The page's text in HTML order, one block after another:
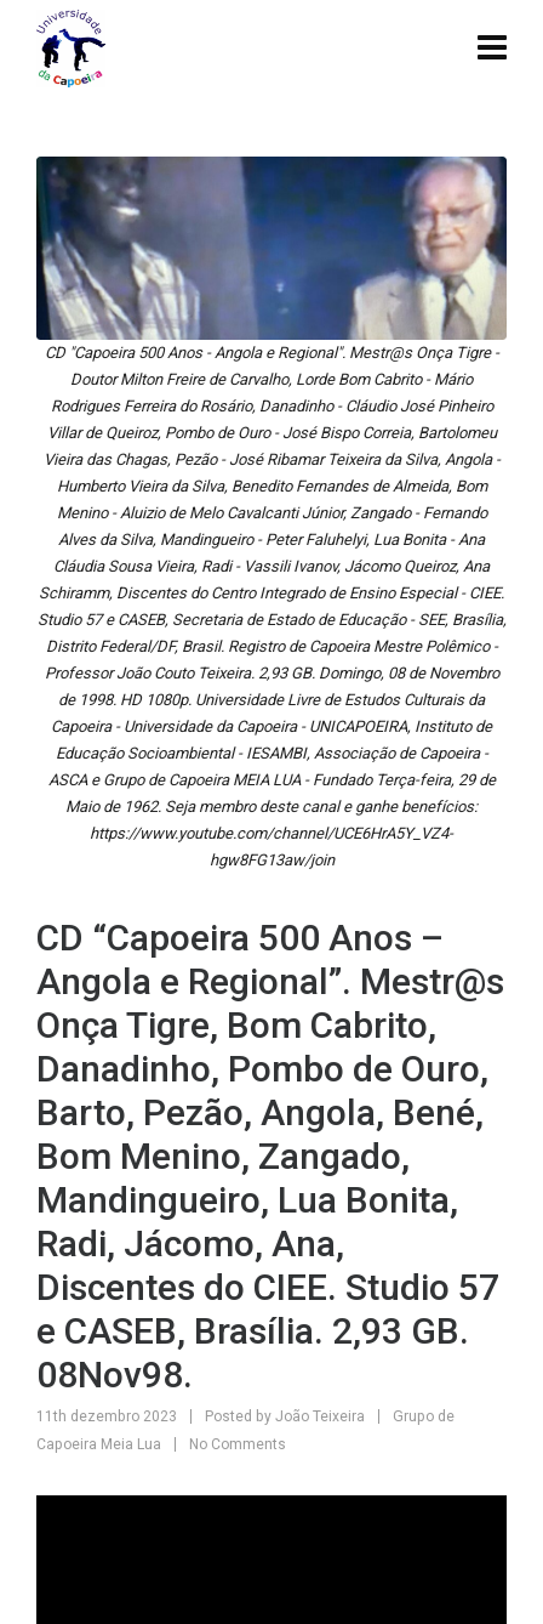
CD "Capoeira 500 Anos - Angola e Regional". Mestr@s Onça Tigre -
Doutor Milton Freire de Carvalho, Lorde Bom Cabrito - Mário
Rodrigues Ferreira do Rosário, Danadinho - Cláudio José Pinheiro
Villar de Queiroz, Pombo de Ouro - José Bispo Correia, Bartolomeu
Vieira das Chagas, Pezão - José Ribamar Teixeira da Silva, Angola -
Humberto Vieira da Silva, Benedito Fernandes de Almeida, Bom
Menino - Aluizio de Melo Cavalcanti Júnior, Zangado - Fernando
Alves da Silva, Mandingueiro - Peter Faluhelyi, Lua Bonita - Ana
Cláudia Sousa Vieira, Radi - Vassili Ivanov, Jácomo Queiroz, Ana
Schiramm, Discentes do Centro Integrado de Ensino Especial - CIEE.
Studio 57 e CASEB, Secretaria de Estado de Educação - SEE, Brasília,
Distrito Federal/DF, Brasil. Registro de Capoeira Mestre Polêmico -
Professor João Couto Teixeira. 2,93 GB. Domingo, 08 de Novembro
de 1998. HD 1080p. Universidade Livre de Estudos Culturais da
Capoeira - Universidade da Capoeira - UNICAPOEIRA, Instituto de
Educação Socioambiental - IESAMBI, Associação de Capoeira -
ASCA e Grupo de Capoeira MEIA LUA - Fundado Terça-feira, 29 de
Maio de 1962. Seja membro deste canal e ganhe benefícios:
https://www.youtube.com/channel/UCE6HrA5Y_VZ4-
hgw8FG13aw/join
CD “Capoeira 500 Anos –
Angola e Regional”. Mestr@s
Onça Tigre, Bom Cabrito,
Danadinho, Pombo de Ouro,
Barto, Pezão, Angola, Bené,
Bom Menino, Zangado,
Mandingueiro, Lua Bonita,
Radi, Jácomo, Ana,
Discentes do CIEE. Studio 57
e CASEB, Brasília. 2,93 GB.
08Nov98.
11th dezembro 2023 Posted by João Teixeira
Grupo de
Capoeira Meia Lua
No Comments